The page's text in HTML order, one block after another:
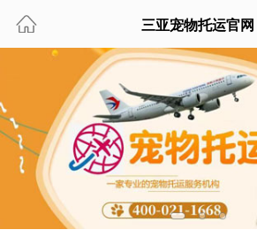
三亚宠物托运官网